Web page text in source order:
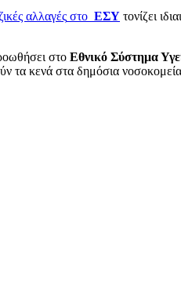
αλλαγές στο ΕΣΥ τονίζει
στο Εθνικό Σύστημα
τα κενά στα δημόσια